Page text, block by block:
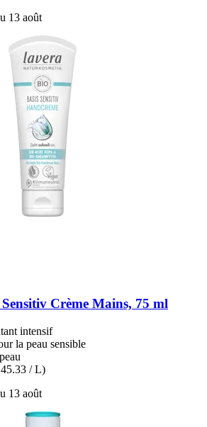
13 août
Sensitiv Crème Mains, 75 ml
intensif
la peau sensible
/ L)
13 août